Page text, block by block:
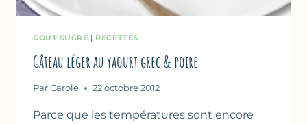
GOÛT SUCRÉ | RECETTES
Gâteau léger au yaourt grec & poire
Par Carole 22 octobre 2012
Parce que les températures sont encore